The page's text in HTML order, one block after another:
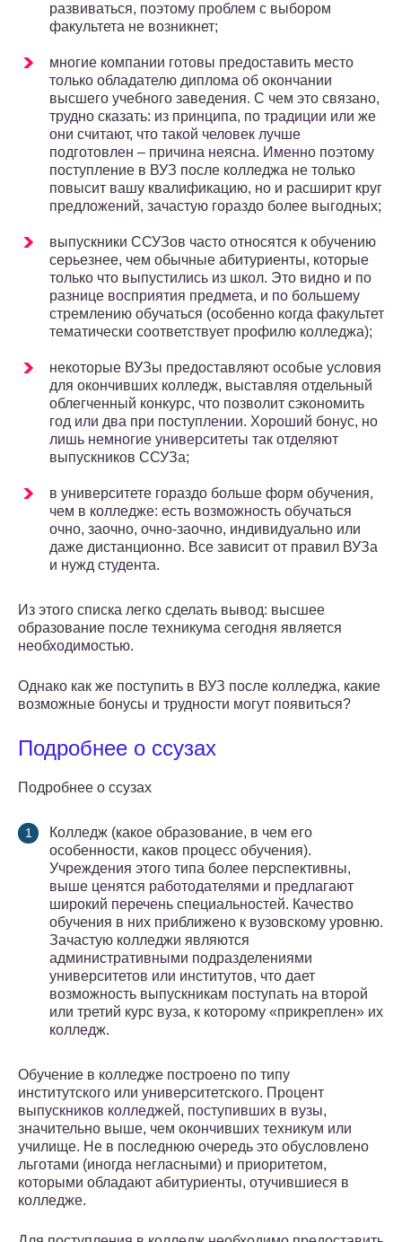
развиваться, поэтому проблем с выбором
факультета не возникнет;
многие компании готовы предоставить место
только обладателю диплома об окончании
высшего учебного заведения. С чем это связано,
трудно сказать: из принципа, по традиции или же
они считают, что такой человек лучше
подготовлен – причина неясна. Именно поэтому
поступление в ВУЗ после колледжа не только
повысит вашу квалификацию, но и расширит круг
предложений, зачастую гораздо более выгодных;
выпускники ССУЗов часто относятся к обучению
серьезнее, чем обычные абитуриенты, которые
только что выпустились из школ. Это видно и по
разнице восприятия предмета, и по большему
стремлению обучаться (особенно когда факультет
тематически соответствует профилю колледжа);
некоторые ВУЗы предоставляют особые условия
для окончивших колледж, выставляя отдельный
облегченный конкурс, что позволит сэкономить
год или два при поступлении. Хороший бонус, но
лишь немногие университеты так отделяют
выпускников ССУЗа;
в университете гораздо больше форм обучения,
чем в колледже: есть возможность обучаться
очно, заочно, очно-заочно, индивидуально или
даже дистанционно. Все зависит от правил ВУЗа
и нужд студента.
Из этого списка легко сделать вывод: высшее
образование после техникума сегодня является
необходимостью.
Однако как же поступить в ВУЗ после колледжа, какие
возможные бонусы и трудности могут появиться?
Подробнее о ссузах
Подробнее о ссузах
Колледж (какое образование, в чем его
особенности, каков процесс обучения).
Учреждения этого типа более перспективны,
выше ценятся работодателями и предлагают
широкий перечень специальностей. Качество
обучения в них приближено к вузовскому уровню.
Зачастую колледжи являются
административными подразделениями
университетов или институтов, что дает
возможность выпускникам поступать на второй
или третий курс вуза, к которому «прикреплен» их
колледж.
Обучение в колледже построено по типу
институтского или университетского. Процент
выпускников колледжей, поступивших в вузы,
значительно выше, чем окончивших техникум или
училище. Не в последнюю очередь это обусловлено
льготами (иногда негласными) и приоритетом,
которыми обладают абитуриенты, отучившиеся в
колледже.